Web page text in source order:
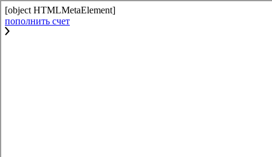
[object HTMLMetaElement]
пополнить счет